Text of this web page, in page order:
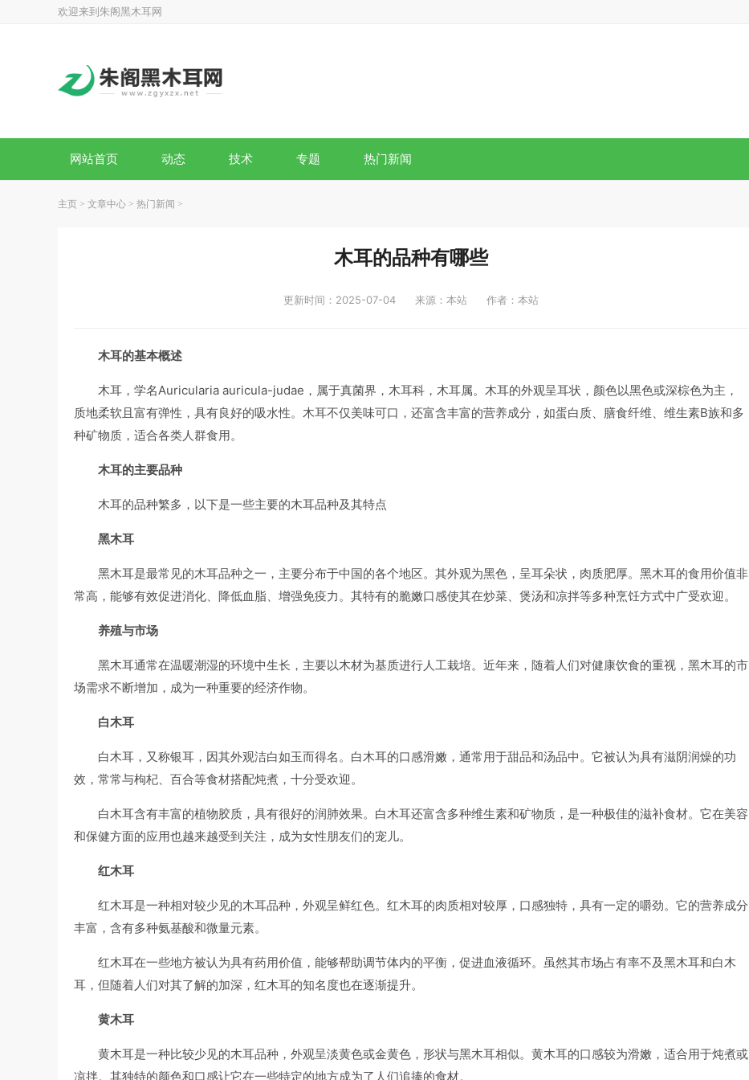
欢迎来到朱阁黑木耳网
网站首页 动态 技术 专题 热门新闻
主页 > 文章中心 > 热门新闻 >
木耳的品种有哪些
更新时间：2025-07-04 来源：本站 作者：本站
木耳的基本概述
木耳，学名Auricularia auricula-judae，属于真菌界，木耳科，木耳属。木耳的外观呈耳状，颜色以黑色或深棕色为主，
质地柔软且富有弹性，具有良好的吸水性。木耳不仅美味可口，还富含丰富的营养成分，如蛋白质、膳食纤维、维生素B族和多
种矿物质，适合各类人群食用。
木耳的主要品种
木耳的品种繁多，以下是一些主要的木耳品种及其特点
黑木耳
黑木耳是最常见的木耳品种之一，主要分布于中国的各个地区。其外观为黑色，呈耳朵状，肉质肥厚。黑木耳的食用价值非
常高，能够有效促进消化、降低血脂、增强免疫力。其特有的脆嫩口感使其在炒菜、煲汤和凉拌等多种烹饪方式中广受欢迎。
养殖与市场
黑木耳通常在温暖潮湿的环境中生长，主要以木材为基质进行人工栽培。近年来，随着人们对健康饮食的重视，黑木耳的市
场需求不断增加，成为一种重要的经济作物。
白木耳
白木耳，又称银耳，因其外观洁白如玉而得名。白木耳的口感滑嫩，通常用于甜品和汤品中。它被认为具有滋阴润燥的功
效，常常与枸杞、百合等食材搭配炖煮，十分受欢迎。
白木耳含有丰富的植物胶质，具有很好的润肺效果。白木耳还富含多种维生素和矿物质，是一种极佳的滋补食材。它在美容
和保健方面的应用也越来越受到关注，成为女性朋友们的宠儿。
红木耳
红木耳是一种相对较少见的木耳品种，外观呈鲜红色。红木耳的肉质相对较厚，口感独特，具有一定的嚼劲。它的营养成分
丰富，含有多种氨基酸和微量元素。
红木耳在一些地方被认为具有药用价值，能够帮助调节体内的平衡，促进血液循环。虽然其市场占有率不及黑木耳和白木
耳，但随着人们对其了解的加深，红木耳的知名度也在逐渐提升。
黄木耳
黄木耳是一种比较少见的木耳品种，外观呈淡黄色或金黄色，形状与黑木耳相似。黄木耳的口感较为滑嫩，适合用于炖煮或
凉拌。其独特的颜色和口感让它在一些特定的地方成为了人们追捧的食材。